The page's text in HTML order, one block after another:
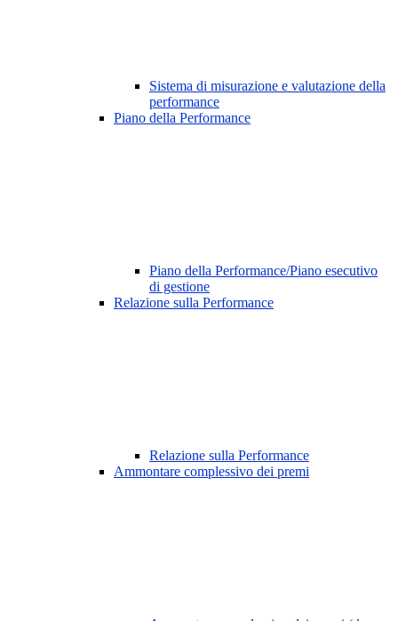
Sistema di misurazione e valutazione della
performance
Piano della Performance
Piano della Performance/Piano esecutivo
di gestione
Relazione sulla Performance
Relazione sulla Performance
Ammontare complessivo dei premi